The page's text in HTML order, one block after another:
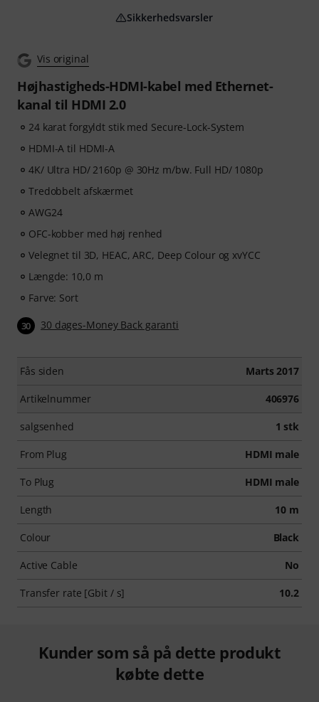
Vis original
Højhastigheds-HDMI-kabel med Ethernet-
kanal til HDMI 2.0
24 karat forgyldt stik med Secure-Lock-System
HDMI-A til HDMI-A
4K/ Ultra HD/ 2160p @ 30Hz m/bw. Full HD/ 1080p
Tredobbelt afskærmet
AWG24
OFC-kobber med høj renhed
Velegnet til 3D, HEAC, ARC, Deep Colour og xvYCC
Længde: 10,0 m
Farve: Sort
30 30 dages-Money Back garanti
Fås siden Marts 2017
Artikelnummer 406976
salgsenhed 1 stk
From Plug HDMI male
To Plug HDMI male
Length 10 m
Colour Black
Active Cable No
Transfer rate [Gbit / s] 10.2
Sikkerhedsvarsler
Kunder som så på dette produkt
købte dette